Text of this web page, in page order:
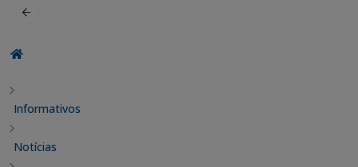
Informativos
Notícias